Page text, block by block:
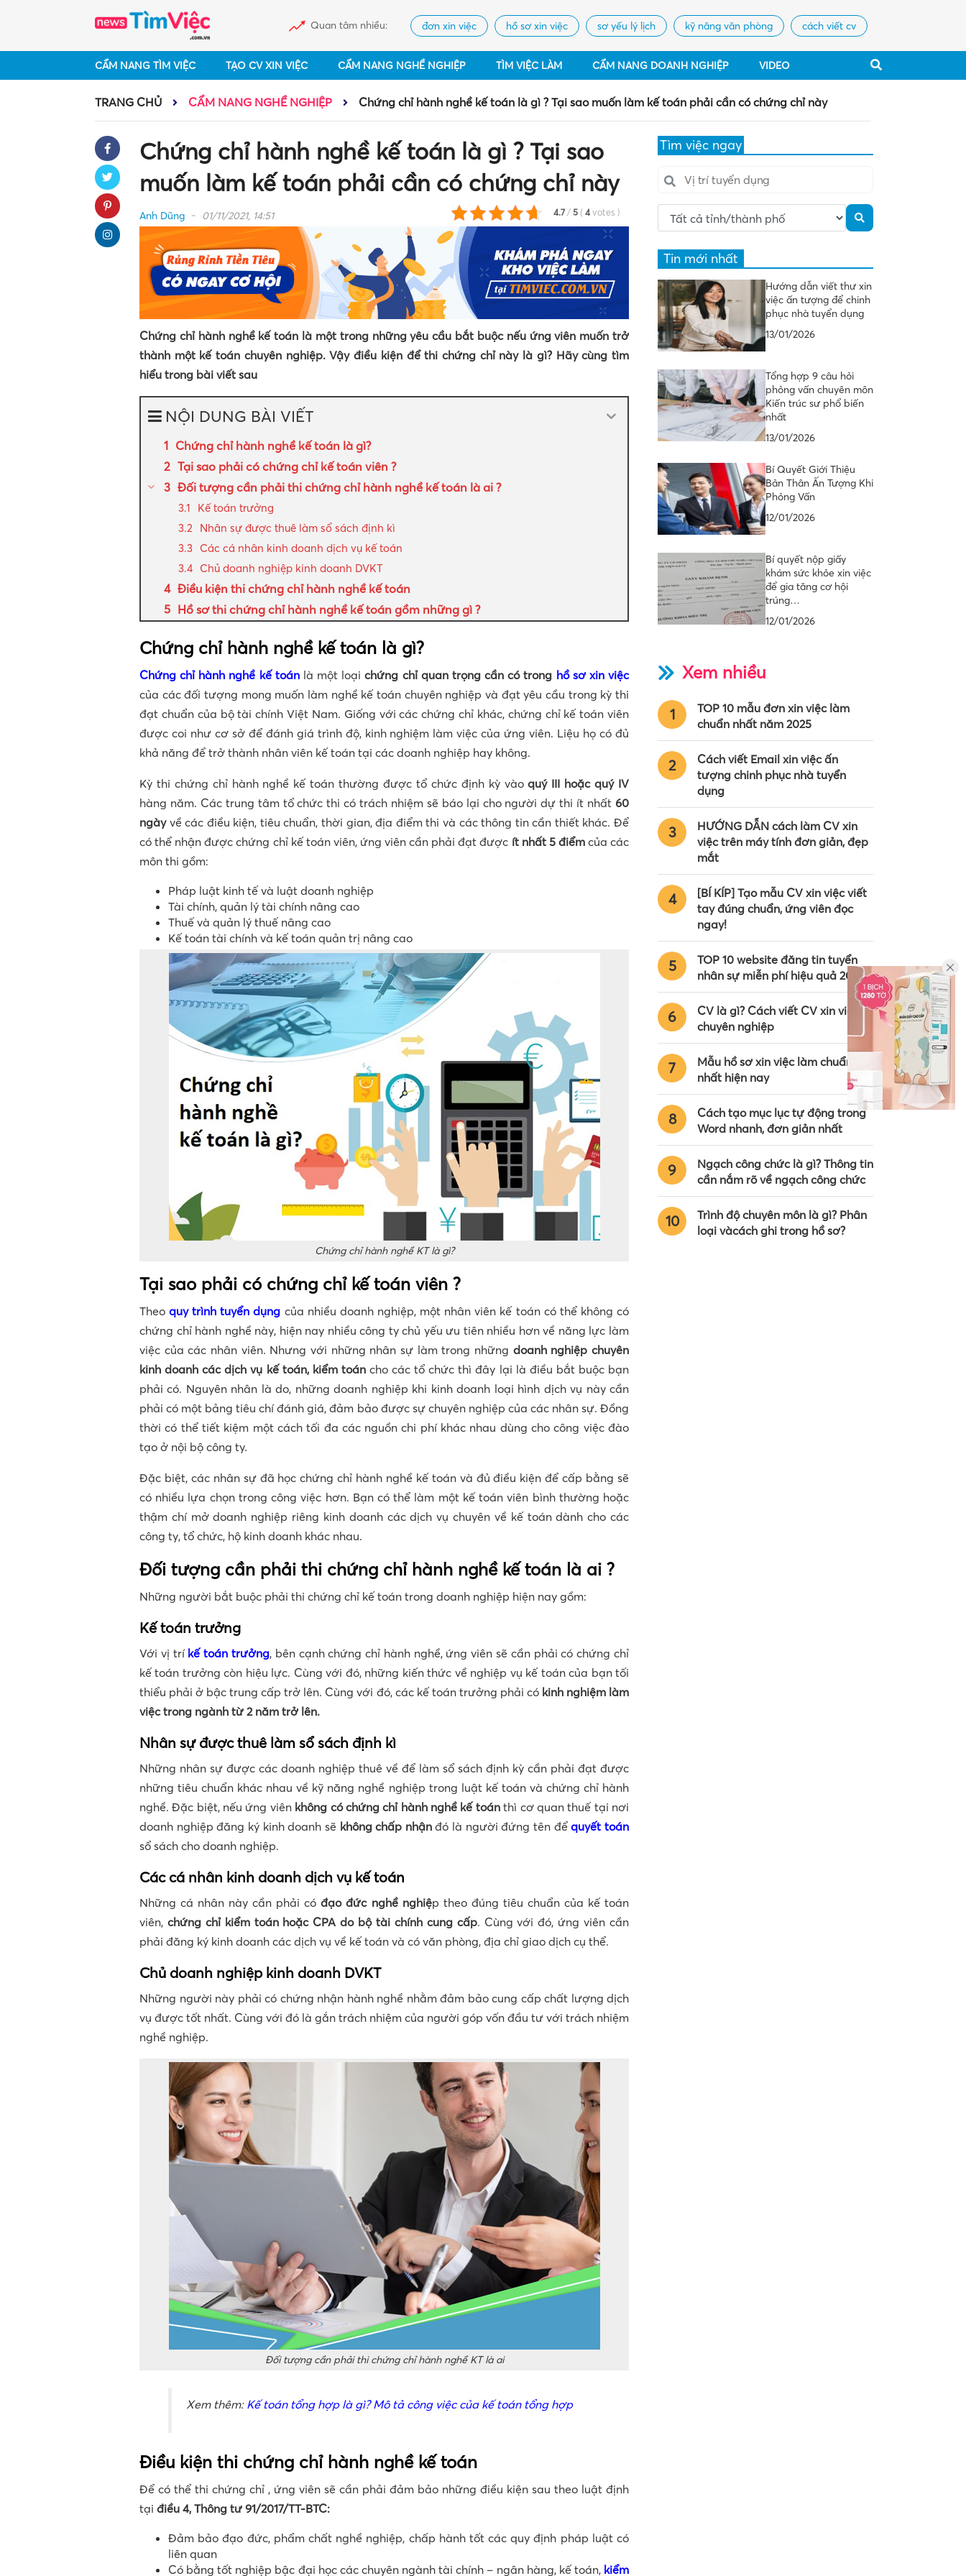
Quan tâm nhiều: đơn xin việc hồ sơ xin việc sơ yếu lý lịch kỹ năng văn phòng cách viết cv
CẨM NANG TÌM VIỆC TẠO CV XIN VIỆC CẨM NANG NGHỀ NGHIỆP TÌM VIỆC LÀM CẨM NANG DOANH NGHIỆP VIDEO
TRANG CHỦ CẨM NANG NGHỀ NGHIỆP Chứng chỉ hành nghề kế toán là gì ? Tại sao muốn làm kế toán phải cần có chứng chỉ này
Chứng chỉ hành nghề kế toán là gì ? Tại sao
muốn làm kế toán phải cần có chứng chỉ này
4.7 / 5 ( 4 votes )
Anh Dũng 01/11/2021, 14:51
Chứng chỉ hành nghề kế toán là một trong những yêu cầu bắt buộc nếu ứng viên muốn trở
thành một kế toán chuyên nghiệp. Vậy điều kiện để thi chứng chỉ này là gì? Hãy cùng tìm
hiểu trong bài viết sau
NỘI DUNG BÀI VIẾT
Chứng chỉ hành nghề kế toán là gì?
Tại sao phải có chứng chỉ kế toán viên ?
Đối tượng cần phải thi chứng chỉ hành nghề kế toán là ai ?
Kế toán trưởng
Nhân sự được thuê làm sổ sách định kì
Các cá nhân kinh doanh dịch vụ kế toán
Chủ doanh nghiệp kinh doanh DVKT
Điều kiện thi chứng chỉ hành nghề kế toán
Hồ sơ thi chứng chỉ hành nghề kế toán gồm những gì ?
Chứng chỉ hành nghề kế toán là gì?
Chứng chỉ hành nghề kế toánlà một loạichứng chỉ quan trọng cần có trong hồ sơ xin việc
của các đối tượng mong muốn làm nghề kế toán chuyên nghiệp và đạt yêu cầu trong kỳ thi
đạt chuẩn của bộ tài chính Việt Nam. Giống với các chứng chỉ khác, chứng chỉ kế toán viên
được coi như cơ sở để đánh giá trình độ, kinh nghiệm làm việc của ứng viên. Liệu họ có đủ
khả năng để trở thành nhân viên kế toán tại các doanh nghiệp hay không.
Kỳ thi chứng chỉ hành nghề kế toán thường được tổ chức định kỳ vàoquý III hoặc quý IV
hàng năm. Các trung tâm tổ chức thi có trách nhiệm sẽ báo lại cho người dự thi ít nhất 60
ngàyvề các điều kiện, tiêu chuẩn, thời gian, địa điểm thi và các thông tin cần thiết khác. Để
có thể nhận được chứng chỉ kế toán viên, ứng viên cần phải đạt được ít nhất 5 điểmcủa các
môn thi gồm:
Pháp luật kinh tế và luật doanh nghiệp
Tài chính, quản lý tài chính nâng cao
Thuế và quản lý thuế nâng cao
Kế toán tài chính và kế toán quản trị nâng cao
Chứng chỉ hành nghề KT là gì?
Tại sao phải có chứng chỉ kế toán viên ?
Theoquy trình tuyển dụng của nhiều doanh nghiệp, một nhân viên kế toán có thể không có
chứng chỉ hành nghề này, hiện nay nhiều công ty chủ yếu ưu tiên nhiều hơn về năng lực làm
việc của các nhân viên. Nhưng với những nhân sự làm trong những doanh nghiệp chuyên
kinh doanh các dịch vụ kế toán, kiểm toáncho các tổ chức thì đây lại là điều bắt buộc bạn
phải có. Nguyên nhân là do, những doanh nghiệp khi kinh doanh loại hình dịch vụ này cần
phải có một bảng tiêu chí đánh giá, đảm bảo được sự chuyên nghiệp của các nhân sự. Đồng
thời có thể tiết kiệm một cách tối đa các nguồn chi phí khác nhau dùng cho công việc đào
tạo ở nội bộ công ty.
Đặc biệt, các nhân sự đã học chứng chỉ hành nghề kế toán và đủ điều kiện để cấp bằng sẽ
có nhiều lựa chọn trong công việc hơn. Bạn có thể làm một kế toán viên bình thường hoặc
thậm chí mở doanh nghiệp riêng kinh doanh các dịch vụ chuyên về kế toán dành cho các
công ty, tổ chức, hộ kinh doanh khác nhau.
Đối tượng cần phải thi chứng chỉ hành nghề kế toán là ai ?
Những người bắt buộc phải thi chứng chỉ kế toán trong doanh nghiệp hiện nay gồm:
Kế toán trưởng
Với vị trí kế toán trưởng, bên cạnh chứng chỉ hành nghề, ứng viên sẽ cần phải có chứng chỉ
kế toán trưởng còn hiệu lực. Cùng với đó, những kiến thức về nghiệp vụ kế toán của bạn tối
thiểu phải ở bậc trung cấp trở lên. Cùng với đó, các kế toán trưởng phải có kinh nghiệm làm
việc trong ngành từ 2 năm trở lên.
Nhân sự được thuê làm sổ sách định kì
Những nhân sự được các doanh nghiệp thuê về để làm sổ sách định kỳ cần phải đạt được
những tiêu chuẩn khác nhau về kỹ năng nghề nghiệp trong luật kế toán và chứng chỉ hành
nghề. Đặc biệt, nếu ứng viên không có chứng chỉ hành nghề kế toánthì cơ quan thuế tại nơi
doanh nghiệp đăng ký kinh doanh sẽ không chấp nhậnđó là người đứng tên đểquyết toán
sổ sách cho doanh nghiệp.
Các cá nhân kinh doanh dịch vụ kế toán
Những cá nhân này cần phải có đạo đức nghề nghiệp theo đúng tiêu chuẩn của kế toán
viên, chứng chỉ kiểm toán hoặc CPA do bộ tài chính cung cấp. Cùng với đó, ứng viên cần
phải đăng ký kinh doanh các dịch vụ về kế toán và có văn phòng, địa chỉ giao dịch cụ thể.
Chủ doanh nghiệp kinh doanh DVKT
Những người này phải có chứng nhận hành nghề nhằm đảm bảo cung cấp chất lượng dịch
vụ được tốt nhất. Cùng với đó là gắn trách nhiệm của người góp vốn đầu tư với trách nhiệm
nghề nghiệp.
Đối tượng cần phải thi chứng chỉ hành nghề KT là ai
Xem thêm: Kế toán tổng hợp là gì? Mô tả công việc của kế toán tổng hợp
Điều kiện thi chứng chỉ hành nghề kế toán
Để có thể thi chứng chỉ , ứng viên sẽ cần phải đảm bảo những điều kiện sau theo luật định
tại điều 4, Thông tư 91/2017/TT-BTC:
Đảm bảo đạo đức, phẩm chất nghề nghiệp, chấp hành tốt các quy định pháp luật có
liên quan
Có bằng tốt nghiệp bậc đại học các chuyên ngành tài chính – ngân hàng, kế toán,kiểm
Tìm việc ngay
Tin mới nhất
Hướng dẫn viết thư xin
việc ấn tượng để chinh
phục nhà tuyển dụng
13/01/2026
Tổng hợp 9 câu hỏi
phỏng vấn chuyên môn
Kiến trúc sư phổ biến
nhất
13/01/2026
Bí Quyết Giới Thiệu
Bản Thân Ấn Tượng Khi
Phỏng Vấn
12/01/2026
Bí quyết nộp giấy
khám sức khỏe xin việc
để gia tăng cơ hội
trúng…
12/01/2026
Xem nhiều
1
TOP 10 mẫu đơn xin việc làm
chuẩn nhất năm 2025
2
Cách viết Email xin việc ấn
tượng chinh phục nhà tuyển
dụng
3
HƯỚNG DẪN cách làm CV xin
việc trên máy tính đơn giản, đẹp
mắt
4
[BÍ KÍP] Tạo mẫu CV xin việc viết
tay đúng chuẩn, ứng viên đọc
ngay!
5
TOP 10 website đăng tin tuyển
nhân sự miễn phí hiệu quả 2024
6
CV là gì? Cách viết CV xin việc
chuyên nghiệp
7
Mẫu hồ sơ xin việc làm chuẩn
nhất hiện nay
8
Cách tạo mục lục tự động trong
Word nhanh, đơn giản nhất
9
Ngạch công chức là gì? Thông tin
cần nắm rõ về ngạch công chức
10
Trình độ chuyên môn là gì? Phân
loại vàcách ghi trong hồ sơ?